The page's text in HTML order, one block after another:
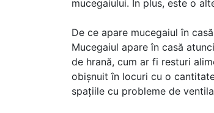
mucegaiului. În plus, este o
De ce apare mucegaiul în casă
Mucegaiul apare în casă
de hrană, cum ar fi resturi
obișnuit în locuri cu o
spațiile cu probleme de